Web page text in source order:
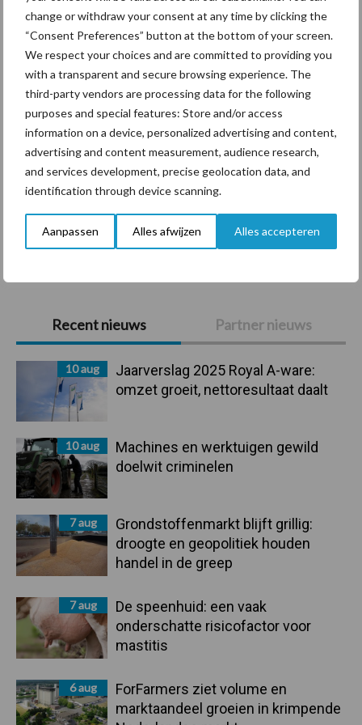
change or withdraw your consent at any time by clicking the
“Consent Preferences” button at the bottom of your screen.
We respect your choices and are committed to providing you
with a transparent and secure browsing experience. The
third-party vendors are processing data for the following
purposes and special features: Store and/or access
information on a device, personalized advertising and content,
advertising and content measurement, audience research,
and services development, precise geolocation data, and
identification through device scanning.
Aanpassen Alles afwijzen Alles accepteren
Primaire
Sidebar
Recent nieuws Partner nieuws
10 aug
Jaarverslag 2025 Royal A-ware:
omzet groeit, nettoresultaat daalt
10 aug
Machines en werktuigen gewild
doelwit criminelen
7 aug
Grondstoffenmarkt blijft grillig:
droogte en geopolitiek houden
handel in de greep
7 aug
De speenhuid: een vaak
onderschatte risicofactor voor
mastitis
6 aug
ForFarmers ziet volume en
marktaandeel groeien in krimpende
Diergezondheid Bemesting Fokkerij
Beregening Bijproducten
Toon meer